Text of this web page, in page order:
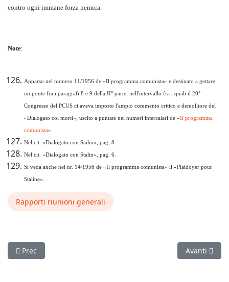
contro ogni immane forza nemica.
Note:
Apparso nel numero 11/1956 de «Il programma comunista» e destinato a gettare
un ponte fra i paragrafi 8 e 9 della II° parte, nell'intervallo fra i quali il 20°
Congresso del PCUS ci aveva imposto l'ampio commento critico e demolitore del
«Dialogato coi morti», uscito a puntate nei numeri intercalari de «Il programma
comunista».
Nel cit. «Dialogato con Stalin», pag. 8.
Nel cit. «Dialogato con Stalin», pag. 6.
Si veda anche nel nr. 14/1956 de «Il programma comunista» il «Plaidoyer pour
Staline».
Rapporti riunioni generali
Articolo precedente: Struttura economica e sociale della
Prec Articolo
Avanti